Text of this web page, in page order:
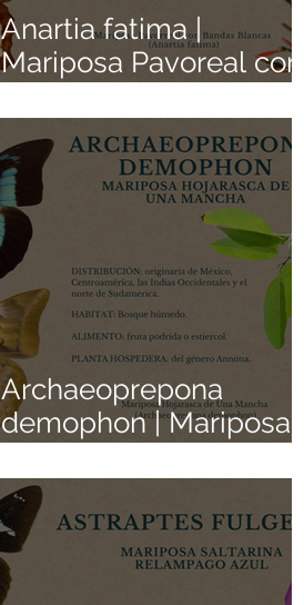
Anartia fatima |
Mariposa Pavoreal con
Colección de Mariposas
Mexicanas | Pedacitos
de Origen
Archaeoprepona
demophon | Mariposa
Mancha | Colección de
Mariposas Mexicanas |
Pedacitos de Origen